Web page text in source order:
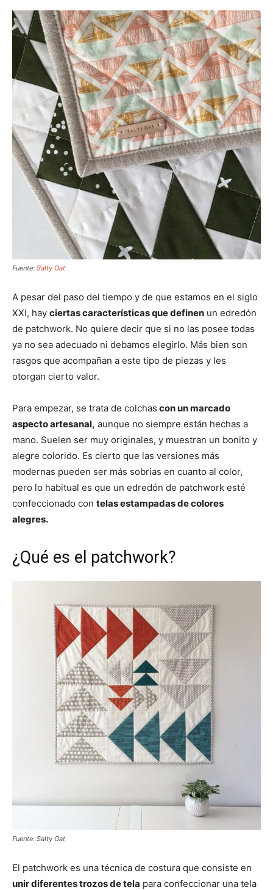
Fuente: Salty Oat
A pesar del paso del tiempo y de que estamos en el siglo
XXI, hay ciertas características que definen un edredón
de patchwork. No quiere decir que si no las posee todas
ya no sea adecuado ni debamos elegirlo. Más bien son
rasgos que acompañan a este tipo de piezas y les
otorgan cierto valor.
Para empezar, se trata de colchas con un marcado
aspecto artesanal, aunque no siempre están hechas a
mano. Suelen ser muy originales, y muestran un bonito y
alegre colorido. Es cierto que las versiones más
modernas pueden ser más sobrias en cuanto al color,
pero lo habitual es que un edredón de patchwork esté
confeccionado con telas estampadas de colores
alegres.
¿Qué es el patchwork?
Fuente: Salty Oat
El patchwork es una técnica de costura que consiste en
unir diferentes trozos de tela para confeccionar una tela